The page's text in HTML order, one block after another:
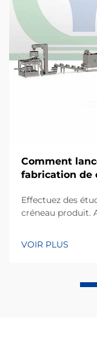
Comment
fabrication de
Effectuez des
créneau produit.
consommateurs
VOIR PLUS